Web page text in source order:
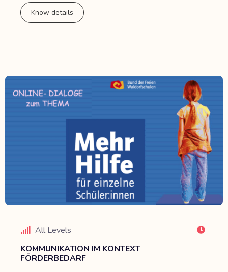
Know details
All Levels
KOMMUNIKATION IM KONTEXT
FÖRDERBEDARF